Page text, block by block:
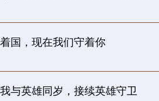
国，现在我们守着你
与英雄同岁，接续英雄守卫